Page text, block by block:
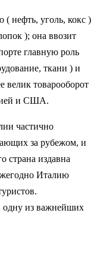
нефть, уголь, кокс )
); она ввозит
главную роль
ткани ) и
товарооборот
и США.
частично
за рубежом, и
страна издавна
Италию
одну из важнейших